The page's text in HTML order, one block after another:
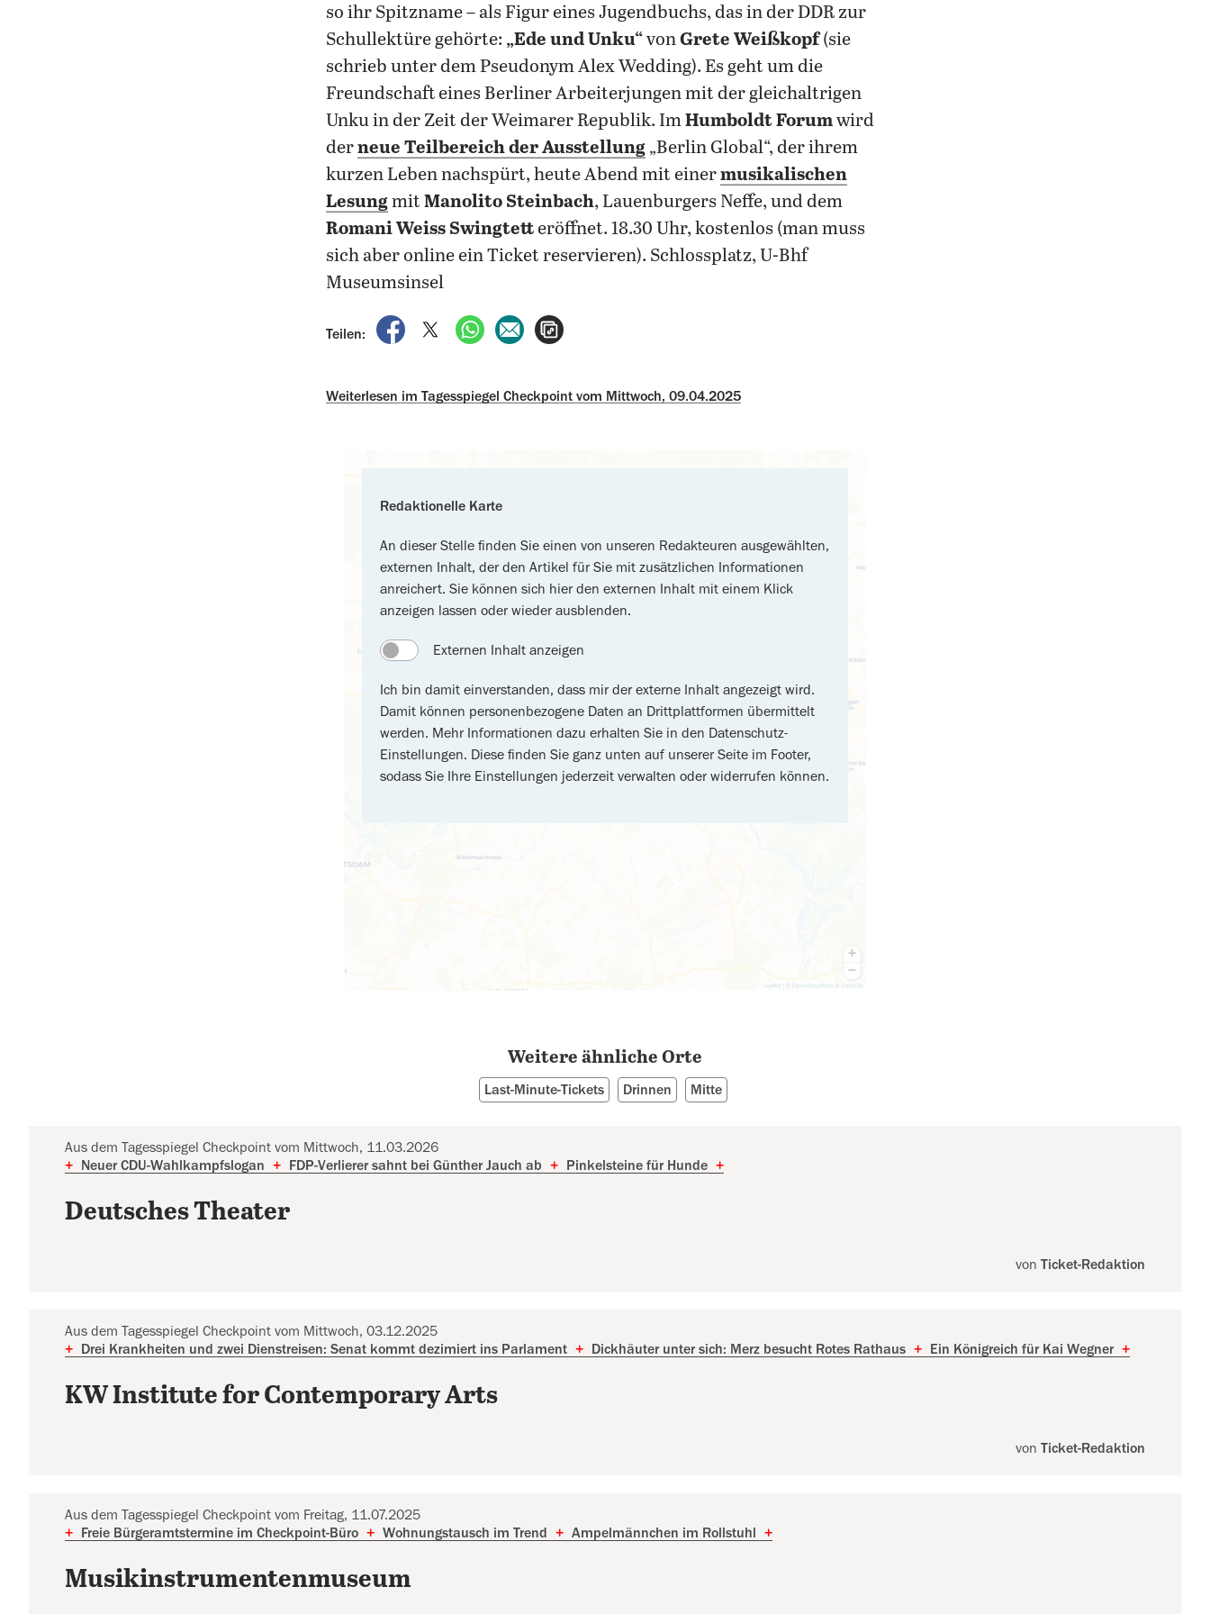
so ihr Spitzname – als Figur eines Jugendbuchs, das in der DDR zur
Schullektüre gehörte: „Ede und Unku“vonGrete Weißkopf(sie
schrieb unter dem Pseudonym Alex Wedding). Es geht um die
Freundschaft eines Berliner Arbeiterjungen mit der gleichaltrigen
Unku in der Zeit der Weimarer Republik. ImHumboldt Forumwird
derneue Teilbereich der Ausstellung „Berlin Global“, der ihrem
kurzen Leben nachspürt, heute Abend mit einermusikalischen
Lesung mit Manolito Steinbach, Lauenburgers Neffe, und dem
Romani Weiss Swingtetteröffnet. 18.30 Uhr, kostenlos (man muss
sich aber online ein Ticket reservieren). Schlossplatz, U-Bhf
Museumsinsel
Teilen:
auf Facebook teilen
auf X teilenper WhatsApp teilen
per E-Mail teilen
Weiterlesen im Tagesspiegel Checkpoint vom Mittwoch, 09.04.2025
Redaktionelle Karte
An dieser Stelle finden Sie einen von unseren Redakteuren ausgewählten,
externen Inhalt, der den Artikel für Sie mit zusätzlichen Informationen
anreichert. Sie können sich hier den externen Inhalt mit einem Klick
anzeigen lassen oder wieder ausblenden.
Externen Inhalt anzeigen
Ich bin damit einverstanden, dass mir der externe Inhalt angezeigt wird.
Damit können personenbezogene Daten an Drittplattformen übermittelt
werden. Mehr Informationen dazu erhalten Sie in den Datenschutz-
Einstellungen. Diese finden Sie ganz unten auf unserer Seite im Footer,
sodass Sie Ihre Einstellungen jederzeit verwalten oder widerrufen können.
Weitere ähnliche Orte
Last-Minute-Tickets Drinnen Mitte
Aus dem Tagesspiegel Checkpoint vom Mittwoch, 11.03.2026
+
Neuer CDU-Wahlkampfslogan + FDP-Verlierer sahnt bei Günther Jauch ab + Pinkelsteine für Hunde +
Deutsches Theater
von Ticket-Redaktion
Aus dem Tagesspiegel Checkpoint vom Mittwoch, 03.12.2025
+
Drei Krankheiten und zwei Dienstreisen: Senat kommt dezimiert ins Parlament + Dickhäuter unter sich: Merz besucht Rotes Rathaus + Ein Königreich für Kai Wegner +
KW Institute for Contemporary Arts
von Ticket-Redaktion
Aus dem Tagesspiegel Checkpoint vom Freitag, 11.07.2025
+
Freie Bürgeramtstermine im Checkpoint-Büro + Wohnungstausch im Trend + Ampelmännchen im Rollstuhl +
Musikinstrumentenmuseum